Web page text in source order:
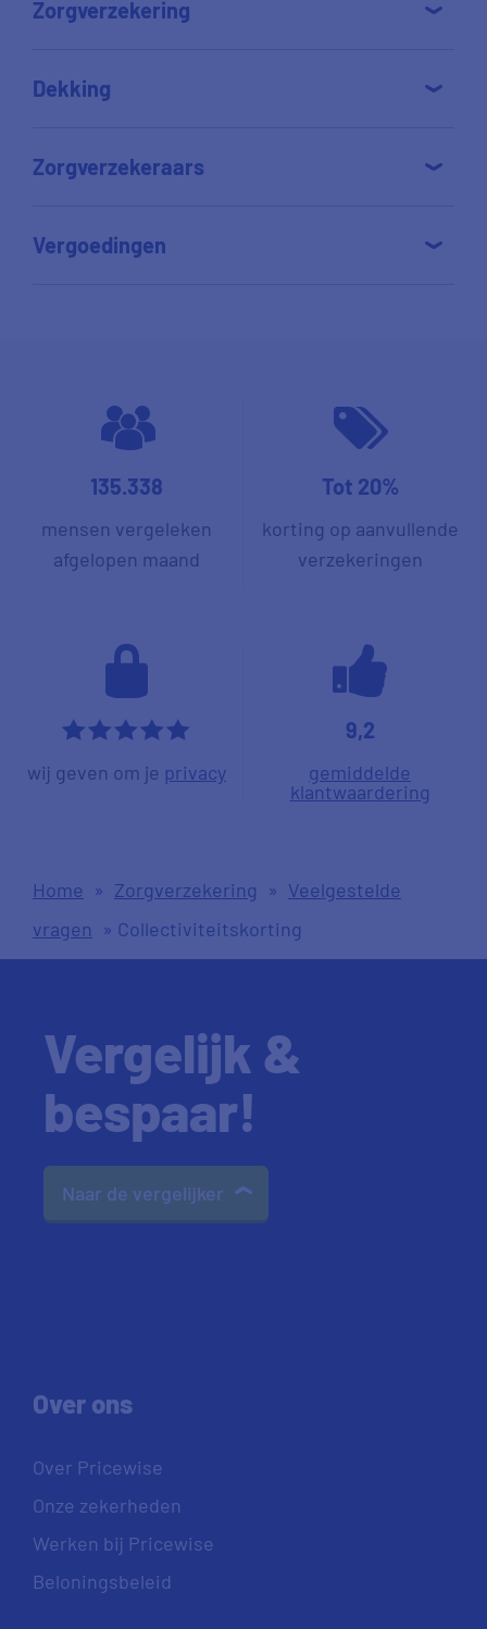
Zorgverzekering
Dekking
Zorgverzekeraars
Vergoedingen
135.338
mensen vergeleken
afgelopen maand
Tot 20%
korting op aanvullende
verzekeringen
*****
wij geven om je privacy
9,2
gemiddelde
klantwaardering
Home » Zorgverzekering » Veelgestelde
vragen » Collectiviteitskorting
Vergelijk &
bespaar!
Naar de vergelijker
Over ons
Over Pricewise
Onze zekerheden
Werken bij Pricewise
Beloningsbeleid